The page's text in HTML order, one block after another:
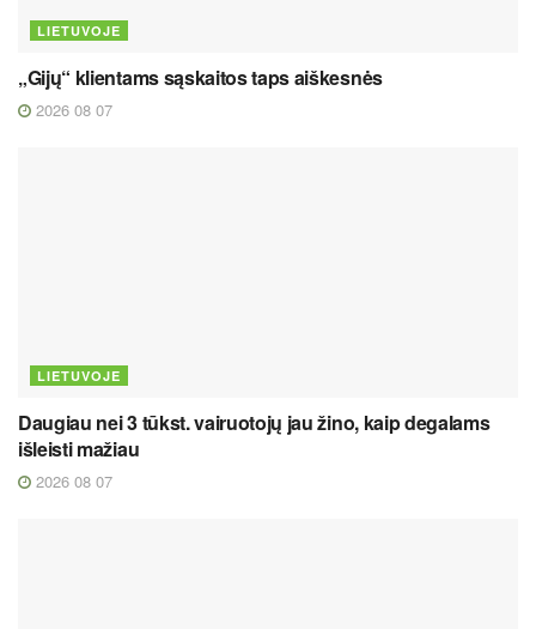
LIETUVOJE
„Gijų“ klientams sąskaitos taps aiškesnės
2026 08 07
LIETUVOJE
Daugiau nei 3 tūkst. vairuotojų jau žino, kaip degalams
išleisti mažiau
2026 08 07